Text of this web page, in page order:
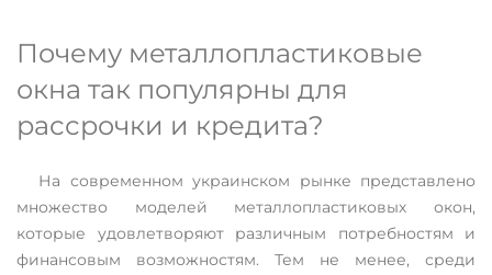
Почему металлопластиковые
окна так популярны для
рассрочки и кредита?
На современном украинском рынке представлено
множество моделей металлопластиковых окон,
которые удовлетворяют различным потребностям и
финансовым возможностям. Тем не менее, среди